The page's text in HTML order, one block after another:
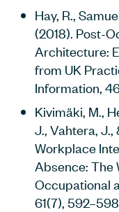
Hay, R.,
(2018). Post-
Architecture:
from UK
Information,
Kivimäki, M.,
J., Vahtera, J.,
Workplace
Absence: The
Occupational
61(7),